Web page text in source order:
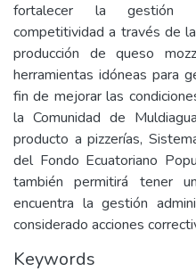
fortalecer la gestión
competitividad a través de
producción de queso
herramientas idóneas para
fin de mejorar las
la Comunidad de
producto a pizzerías,
del Fondo Ecuatoriano
también permitirá tener
encuentra la gestión
considerado acciones
Keywords